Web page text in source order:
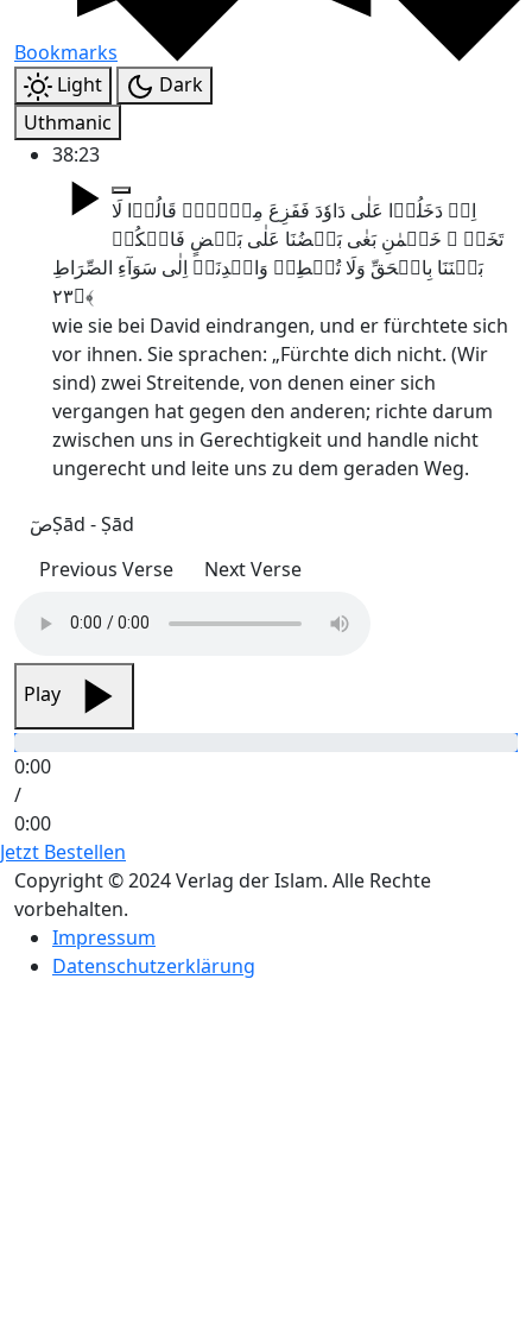
Bookmarks
Light
Dark
Uthmanic
38:23
اِذۡ دَخَلُوۡا عَلٰی دَاوٗدَ فَفَزِعَ مِنۡہُمۡ قَالُوۡا لَا
تَخَفۡ ۚ خَصۡمٰنِ بَغٰی بَعۡضُنَا عَلٰی بَعۡضٍ فَاحۡکُمۡ
بَیۡنَنَا بِالۡحَقِّ وَلَا تُشۡطِطۡ وَاہۡدِنَاۤ اِلٰی سَوَآءِ الصِّرَاطِ
﴿۲۳﴾
wie sie bei David eindrangen, und er fürchtete sich
vor ihnen. Sie sprachen: „Fürchte dich nicht. (Wir
sind) zwei Streitende, von denen einer sich
vergangen hat gegen den anderen; richte darum
zwischen uns in Gerechtigkeit und handle nicht
ungerecht und leite uns zu dem geraden Weg.
صٓṢād - Ṣād
Previous Verse
Next Verse
Play
0:00
/
0:00
Jetzt Bestellen
Copyright © 2024 Verlag der Islam. Alle Rechte
vorbehalten.
Impressum
Datenschutzerklärung